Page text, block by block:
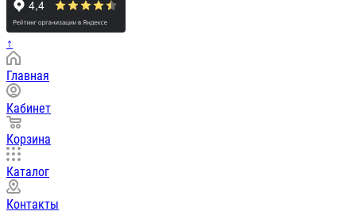
↑
Главная
Кабинет
Корзина
Каталог
Контакты